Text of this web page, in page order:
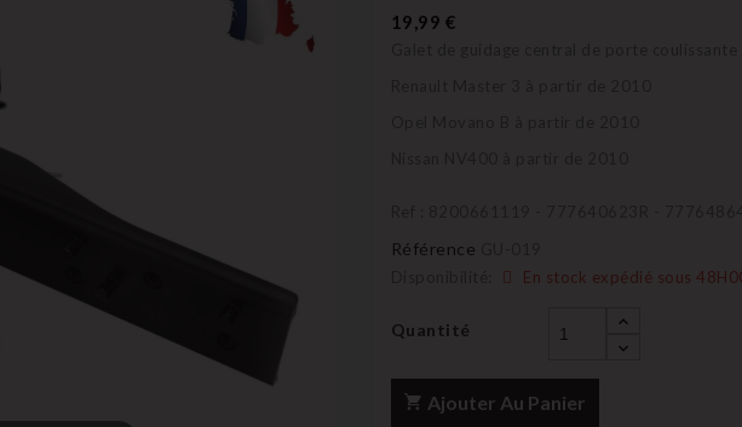
19,99 €
Référence
En stock expédié sous
Quantité
Ajouter Au Panier